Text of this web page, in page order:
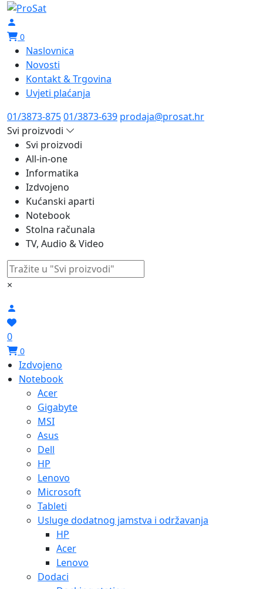
0
Naslovnica
Novosti
Kontakt & Trgovina
Uvjeti plaćanja
01/3873-87501/3873-639 prodaja@prosat.hr
Svi proizvodi
Svi proizvodi
All-in-one
Informatika
Izdvojeno
Kućanski aparti
Notebook
Stolna računala
TV, Audio & Video
×
0
0
Izdvojeno
Notebook
Acer
Gigabyte
MSI
Asus
Dell
HP
Lenovo
Microsoft
Tableti
Usluge dodatnog jamstva i održavanja
HP
Acer
Lenovo
Dodaci